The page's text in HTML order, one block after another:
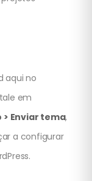
aqui no
em
> Enviar tema,
a configurar